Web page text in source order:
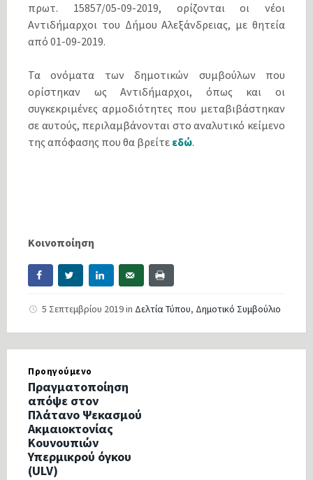
πρωτ. 15857/05-09-2019, ορίζονται οι νέοι
Αντιδήμαρχοι του Δήμου Αλεξάνδρειας, με θητεία
από 01-09-2019.
Τα ονόματα των δημοτικών συμβούλων που
ορίστηκαν ως Αντιδήμαρχοι, όπως και οι
συγκεκριμένες αρμοδιότητες που μεταβιβάστηκαν
σε αυτούς, περιλαμβάνονται στο αναλυτικό κείμενο
της απόφασης που θα βρείτε εδώ.
Κοινοποίηση
5 Σεπτεμβρίου 2019in Δελτία Τύπου, Δημοτικό Συμβούλιο
Προηγούμενο
Πραγματοποίηση
απόψε στον
Πλάτανο Ψεκασμού
Ακμαιοκτονίας
Κουνουπιών
Υπερμικρού όγκου
(ULV)